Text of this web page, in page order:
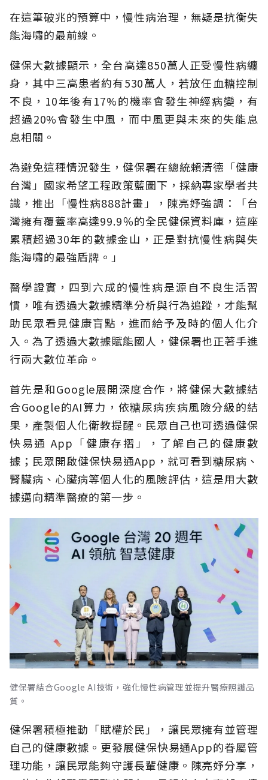
在這筆破兆的預算中，慢性病治理，無疑是抗衡失
能海嘯的最前線。
健保大數據顯示，全台高達850萬人正受慢性病纏
身，其中三高患者約有530萬人，若放任血糖控制
不良，10年後有17%的機率會發生神經病變，有
超過20%會發生中風，而中風更與未來的失能息
息相關。
為避免這種情況發生，健保署在總統賴清德「健康
台灣」國家希望工程政策藍圖下，採納專家學者共
識，推出「慢性病888計畫」，陳亮妤強調：「台
灣擁有覆蓋率高達99.9％的全民健保資料庫，這座
累積超過30年的數據金山，正是對抗慢性病與失
能海嘯的最強盾牌。」
醫學證實，四到六成的慢性病是源自不良生活習
慣，唯有透過大數據精準分析與行為追蹤，才能幫
助民眾看見健康盲點，進而給予及時的個人化介
入。為了透過大數據賦能國人，健保署也正著手進
行兩大數位革命。
首先是和Google展開深度合作，將健保大數據結
合Google的AI算力，依糖尿病疾病風險分級的結
果，產製個人化衛教提醒。民眾自己也可透過健保
快易通 App「健康存摺」，了解自己的健康數
據；民眾開啟健保快易通App，就可看到糖尿病、
腎臟病、心臟病等個人化的風險評估，這是用大數
據邁向精準醫療的第一步。
健保署結合Google AI技術，強化慢性病管理並提升醫療照護品
質。
健保署積極推動「賦權於民」，讓民眾擁有並管理
自己的健康數據。更發展健保快易通App的眷屬管
理功能，讓民眾能夠守護長輩健康。陳亮妤分享，